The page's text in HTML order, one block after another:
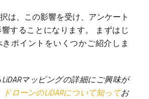
は、この影響を受け、アンケート
することになります。 まずはじ
ポイントをいくつかご紹介しま
マッピングの詳細にご興味が
ドローンのLiDARについて知ってお